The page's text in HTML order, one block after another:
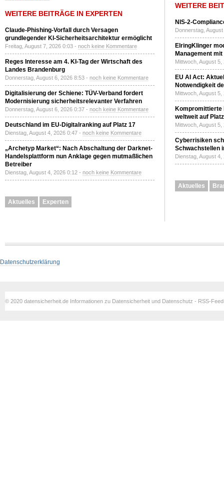
WEITERE BEITRÄGE IN EXPERTEN
Claude-Phishing-Vorfall durch Versagen
grundlegender KI-Sicherheitsarchitektur ermöglicht
Freitag, August 7, 2026 0:03 - noch keine Kommentare
Reges Interesse am 4. KI-Tag der Wirtschaft des
Landes Brandenburg
Donnerstag, August 6, 2026 8:53 - noch keine Kommentare
Digitalisierung der Schiene: TÜV-Verband fordert
Modernisierung sicherheitsrelevanter Verfahren
Donnerstag, August 6, 2026 0:37 - noch keine Kommentare
Deutschland im EU-Digitalranking auf Platz 17
Dienstag, August 4, 2026 0:47 - noch keine Kommentare
„Archetyp Market“: Nach Abschaltung der Darknet-
Handelsplattform nun Anklage gegen mutmaßlichen
Betreiber
Dienstag, August 4, 2026 0:12 - noch keine Kommentare
Aktuelles Experten
WEITERE
NIS-2-
Donnerstag,
ElringKlinger
Management
Mittwoch, August
EU AI Act:
Notwendigkeit
Mittwoch, August
Kompromittierte
weltweit auf
Mittwoch, August
Cyberrisiken
Schwachstellen
Dienstag, August
Aktuelles
Datenschutzerklärung
© 2020 datensicherheit.de Informationen zu Datensicherheit und Datenschutz - RSS-